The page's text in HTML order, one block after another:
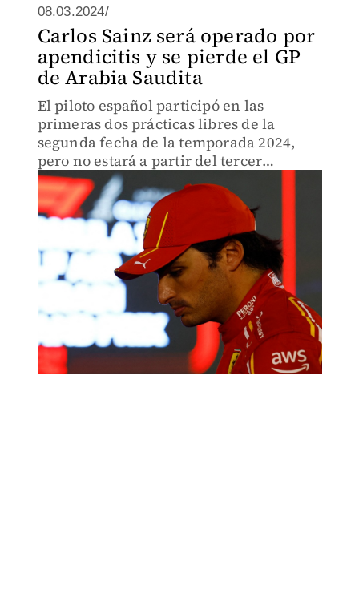
08.03.2024/
Carlos Sainz será operado por
apendicitis y se pierde el GP
de Arabia Saudita
El piloto español participó en las
primeras dos prácticas libres de la
segunda fecha de la temporada 2024,
pero no estará a partir del tercer
entrenamiento